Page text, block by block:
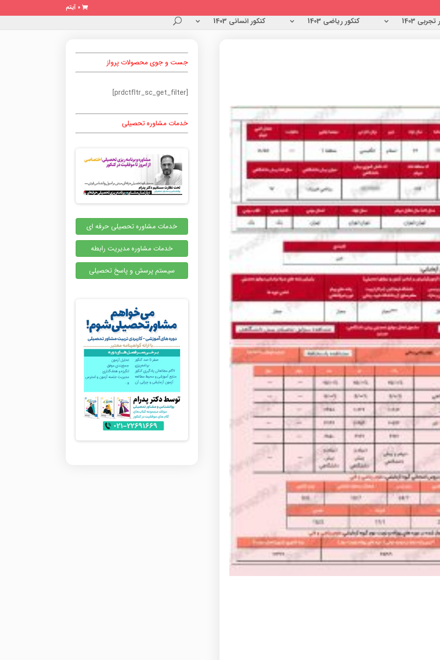
0 آیتم
1403 کنکور ریاضی 1403 کنکور انسانی 1403
جست و جوی محصولات پرواز
[prdctfltr_sc_get_filter]
خدمات مشاوره تحصیلی
خدمات مشاوره تحصیلی حرفه ای
خدمات مشاوره مدیریت رابطه
سیستم پرسش و پاسخ تحصیلی